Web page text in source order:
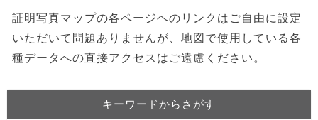
証明写真マップの各ページヘのリンクはご自由に設定
いただいて問題ありませんが、地図で使用している各
種データへの直接アクセスはご遠慮ください。
キーワードからさがす